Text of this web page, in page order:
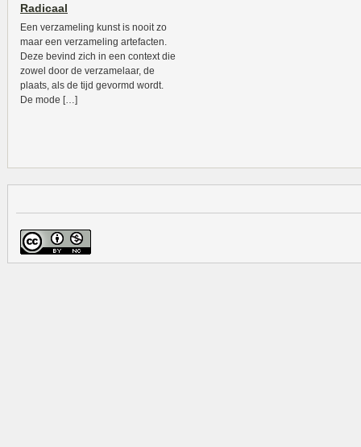
Radicaal
Een verzameling kunst is nooit zo
maar een verzameling artefacten.
Deze bevind zich in een context die
zowel door de verzamelaar, de
plaats, als de tijd gevormd wordt.
De mode […]